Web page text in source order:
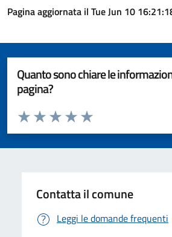
Pagina aggiornata il Tue Jun 10
Quanto sono chiare le
pagina?
Valuta da 1 a 5 stelle la pagina
Valuta 5 stelle su 5
Valuta 4 stelle su 5
Valuta 3 stelle su 5
Valuta 2 stelle su 5
Valuta 1 stelle su 5
Contatta il comune
Leggi le domande frequenti